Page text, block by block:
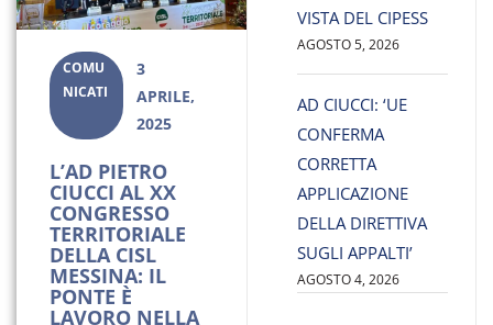
COMU
NICATI
3
APRILE,
2025
L’AD PIETRO
CIUCCI AL XX
CONGRESSO
TERRITORIALE
DELLA CISL
MESSINA: IL
PONTE È
LAVORO NELLA
VISTA DEL CIPESS
AGOSTO 5, 2026
AD CIUCCI: ‘UE
CONFERMA
CORRETTA
APPLICAZIONE
DELLA DIRETTIVA
SUGLI APPALTI’
AGOSTO 4, 2026